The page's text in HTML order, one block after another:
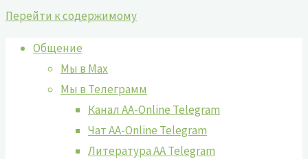
Перейти к содержимому
Общение
Мы в Max
Мы в Телеграмм
Канал AA-Online Telegram
Чат AA-Online Telegram
Литература АА Telegram